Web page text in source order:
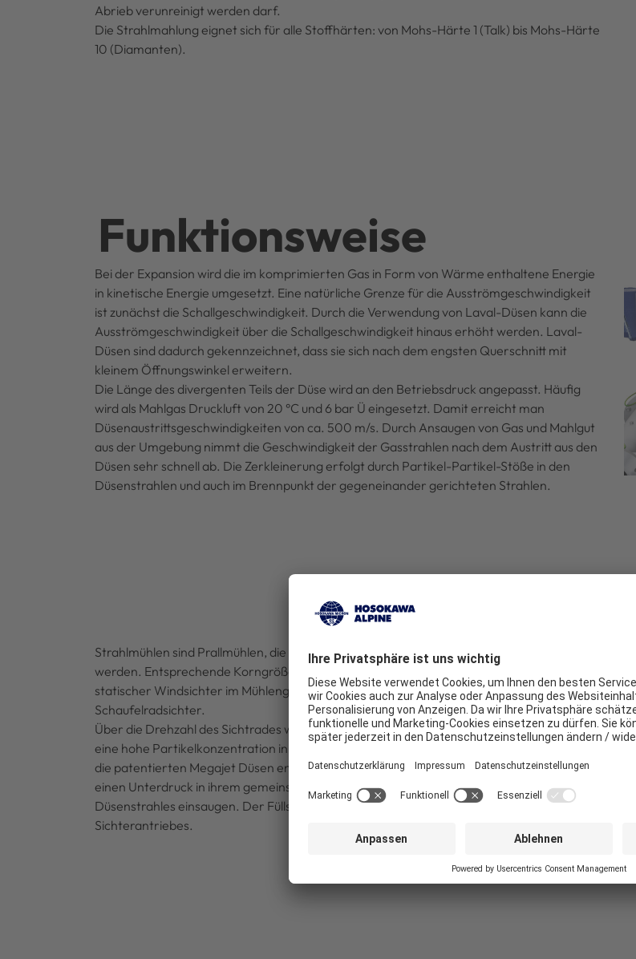
Abrieb verunreinigt werden darf.
Die Strahlmahlung eignet sich für alle Stoffhärten: von Mohs-Härte 1 (Talk) bis Mohs-Härte
10 (Diamanten).
Funktionsweise
Bei der Expansion wird die im komprimierten Gas in Form von Wärme enthaltene Energie
in kinetische Energie umgesetzt. Eine natürliche Grenze für die Ausströmgeschwindigkeit
ist zunächst die Schallgeschwindigkeit. Durch die Verwendung von Laval-Düsen kann die
Ausströmgeschwindigkeit über die Schallgeschwindigkeit hinaus erhöht werden. Laval-
Düsen sind dadurch gekennzeichnet, dass sie sich nach dem engsten Querschnitt mit
kleinem Öffnungswinkel erweitern.
Die Länge des divergenten Teils der Düse wird an den Betriebsdruck angepasst. Häufig
wird als Mahlgas Druckluft von 20 °C und 6 bar Ü eingesetzt. Damit erreicht man
Düsenaustrittsgeschwindigkeiten von ca. 500 m/s. Durch Ansaugen von Gas und Mahlgut
aus der Umgebung nimmt die Geschwindigkeit der Gasstrahlen nach dem Austritt aus den
Düsen sehr schnell ab. Die Zerkleinerung erfolgt durch Partikel-Partikel-Stöße in den
Düsenstrahlen und auch im Brennpunkt der gegeneinander gerichteten Strahlen.
Strahlmühlen sind Prallmühlen, die bei Erhaltung höchster Produktreinheit zur Ermahlung
werden. Entsprechende Korngrößen erreicht man nur in Verbindung mit einer Windsichtung. Bei
statischer Windsichter im Mühlengehäuse integriert. Fließbett-Gegenstrahlmühlen verfügen
Schaufelradsichter.
Über die Drehzahl des Sichtrades wird die Feinheit des Produktes eingestellt. Besonders wichtig
eine hohe Partikelkonzentration in den Düsenstrahlen zu bekommen und damit hohe
die patentierten Megajet Düsen entwickelt. Sie bestehen aus vier kleinen Düsen, welche durch
einen Unterdruck in ihrem gemeinsamen Zentrum erzeugen und somit Partikel aus der
Düsenstrahles einsaugen. Der Füllstand in der Maschine wird über Wägetechnik geregelt bzw.
Sichterantriebes.